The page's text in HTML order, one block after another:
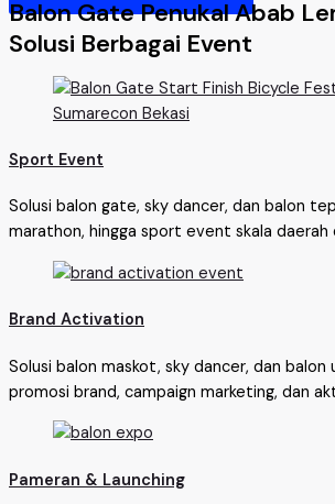
Balon Gate Penukal Abab
Solusi Berbagai Event
Sport Event
Solusi balon gate, sky dancer, dan balon
marathon, hingga sport event skala daerah
Brand Activation
Solusi balon maskot, sky dancer, dan
promosi brand, campaign marketing, dan
Pameran & Launching